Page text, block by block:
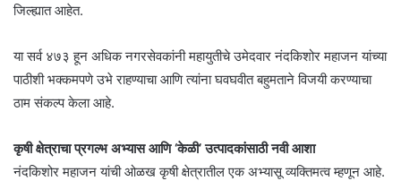
जिल्ह्यात आहेत.
या सर्व ४७३ हून अधिक नगरसेवकांनी महायुतीचे उमेदवार नंदकिशोर महाजन यांच्या
पाठीशी भक्कमपणे उभे राहण्याचा आणि त्यांना घवघवीत बहुमताने विजयी करण्याचा
ठाम संकल्प केला आहे.
कृषी क्षेत्राचा प्रगल्भ अभ्यास आणि ‘केळी’ उत्पादकांसाठी नवी आशा
नंदकिशोर महाजन यांची ओळख कृषी क्षेत्रातील एक अभ्यासू व्यक्तिमत्व म्हणून आहे.